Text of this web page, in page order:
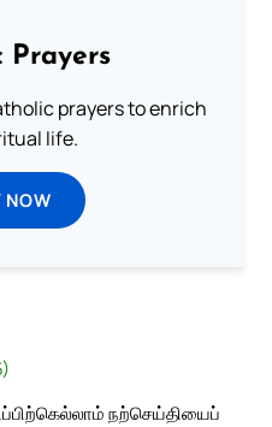
Prayers
prayers to enrich
life.
NOW
நற்செய்தியைப்